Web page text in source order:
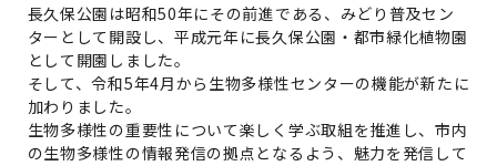
長久保公園は昭和50年にその前進である、みどり普及セン
ターとして開設し、 平成元年に長久保公園・都市緑化植物園
として開園しました。
そして、令和5年4月から生物多様性センターの機能が新たに
加わりました。
生物多様性の重要性について楽しく学ぶ取組を推進し、市内
の生物多様性の情報発信の拠点となるよう、魅力を発信して